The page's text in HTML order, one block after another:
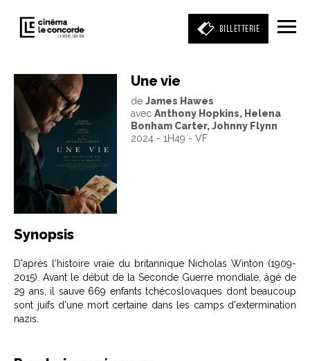
BILLETTERIE
Entrez votre mot clé
(film, réalisateur, acteur, événement)
Une vie
de James Hawes
avec Anthony Hopkins, Helena
Bonham Carter, Johnny Flynn
2024 - 1H49 - VF
Synopsis
D'après l'histoire vraie du britannique Nicholas Winton (1909-
2015). Avant le début de la Seconde Guerre mondiale, âgé de
29 ans, il sauve 669 enfants tchécoslovaques dont beaucoup
sont juifs d'une mort certaine dans les camps d'extermination
nazis.